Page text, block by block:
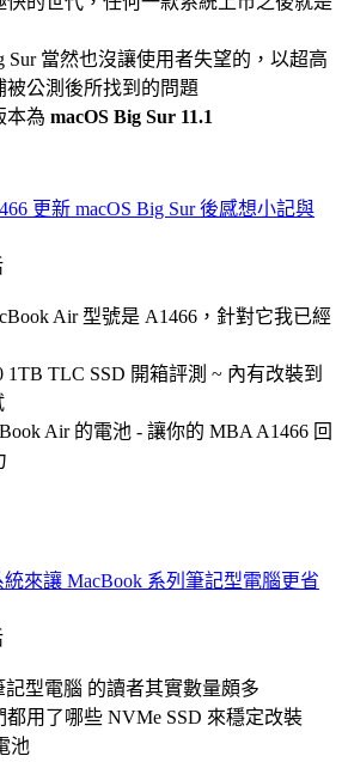
Sur 當然也沒讓使用者失望的，以超高
公測後所找到的問題
本為 macOS Big Sur 11.1
更新 macOS Big Sur 後感想小記與
Air 型號是 A1466，針對它我已經
1TB TLC SSD 開箱評測 ~ 內有改裝到
Air 的電池 - 讓你的 MBA A1466 回
來讓 MacBook 系列筆記型電腦更省
型電腦 的讀者其實數量頗多
用了哪些 NVMe SSD 來穩定改裝
池